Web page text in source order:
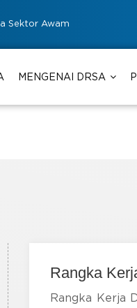
Sektor Awam
MENGENAI DRSA
Rangka
Rangka Kerja